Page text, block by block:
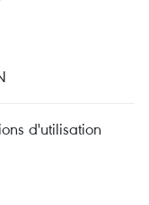
d'utilisation